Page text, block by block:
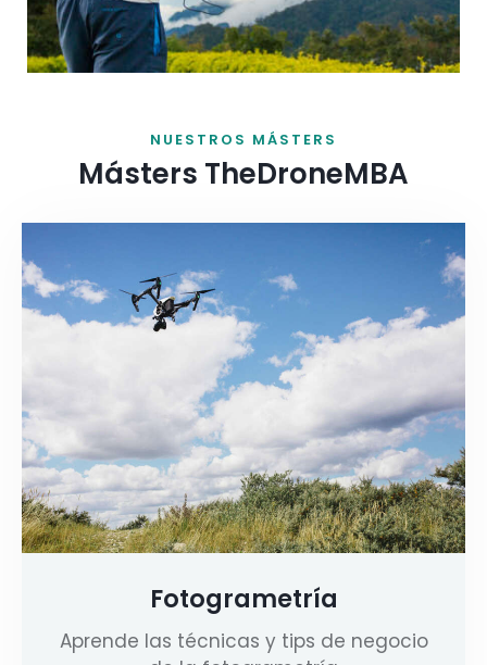
NUESTROS MÁSTERS
Másters TheDroneMBA
Fotogrametría
Aprende las técnicas y tips de negocio